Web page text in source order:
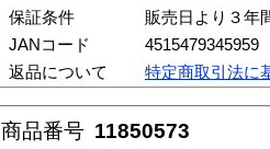
保証条件
販売日より３年
JANコード
4515479345959
返品について
特定商取引法に
商品番号 11850573